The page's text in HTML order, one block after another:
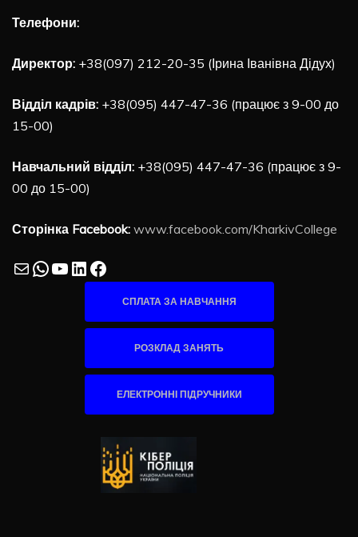
Телефони:
Директор: +38(097) 212-20-35 (Ірина Іванівна Дідух)
Відділ кадрів: +38(095) 447-47-36 (працює з 9-00 до
15-00)
Навчальний відділ: +38(095) 447-47-36 (працює з 9-
00 до 15-00)
Сторінка Facebook: www.facebook.com/KharkivCollege
MailWhatsApp
YouTube
LinkedIn
Facebook
СПЛАТА ЗА НАВЧАННЯ
РОЗКЛАД ЗАНЯТЬ
ЕЛЕКТРОННІ ПІДРУЧНИКИ